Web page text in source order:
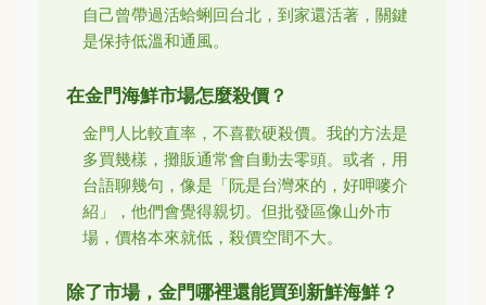
自己曾帶過活蛤蜊回台北，到家還活著，關鍵
是保持低溫和通風。
在金門海鮮市場怎麼殺價？
金門人比較直率，不喜歡硬殺價。我的方法是
多買幾樣，攤販通常會自動去零頭。或者，用
台語聊幾句，像是「阮是台灣來的，好呷嘜介
紹」，他們會覺得親切。但批發區像山外市
場，價格本來就低，殺價空間不大。
除了市場，金門哪裡還能買到新鮮海鮮？